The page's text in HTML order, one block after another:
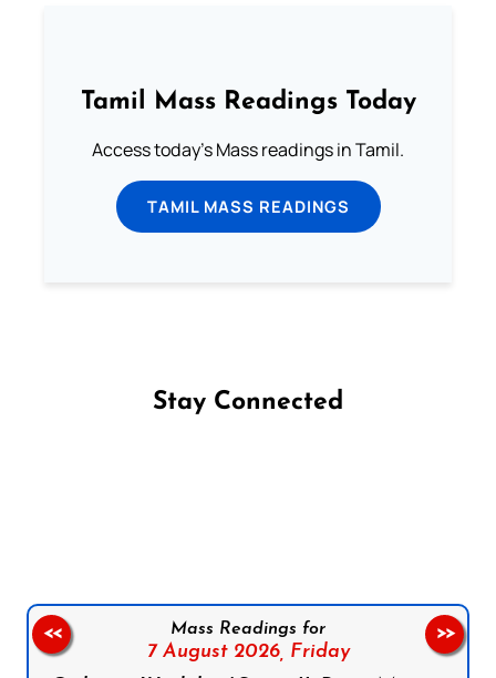
Tamil Mass Readings Today
Access today's Mass readings in Tamil.
TAMIL MASS READINGS
Stay Connected
Mass Readings for
7 August 2026, Friday
<< >>